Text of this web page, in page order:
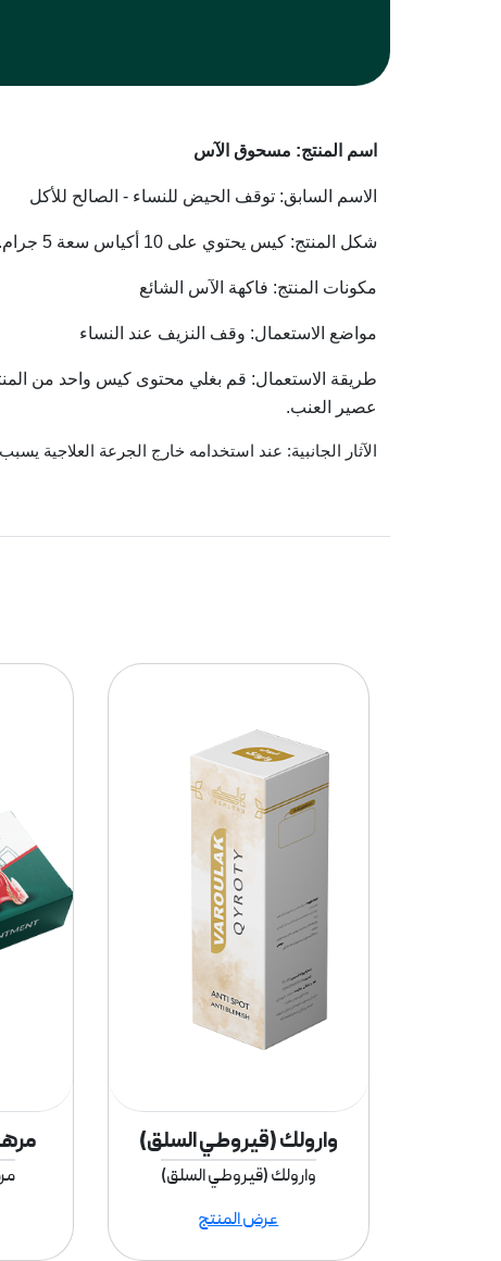
اسم المنتج: مسحوق الآس
الاسم السابق: توقف الحيض للنساء - الصالح للأكل
شكل المنتج: كيس يحتوي على 10 أكياس سعة 5 جرام.
مكونات المنتج: فاكهة الآس الشائع
مواضع الاستعمال: وقف النزيف عند النساء
طريقة الاستعمال: قم بغلي محتوى كيس واحد من
عصير العنب.
الآثار الجانبية: عند استخدامه خارج الجرعة العلاجية
وارولك (قيروطي السلق)
وارولك (قيروطي السلق)
عرض المنتج